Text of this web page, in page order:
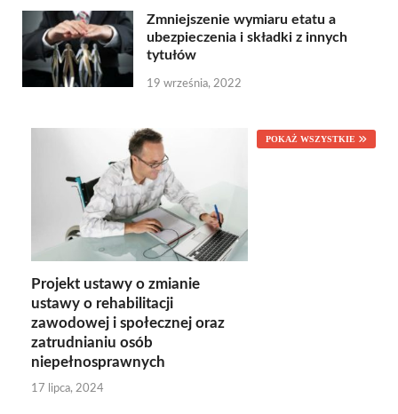
Zmniejszenie wymiaru etatu a
ubezpieczenia i składki z innych
tytułów
19 września, 2022
POKAŻ WSZYSTKIE
Projekt ustawy o zmianie
ustawy o rehabilitacji
zawodowej i społecznej oraz
zatrudnianiu osób
niepełnosprawnych
17 lipca, 2024